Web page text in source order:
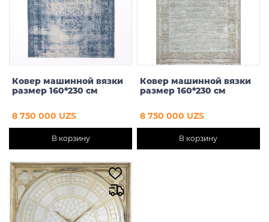
Ковер машинной вязки
размер 160*230 см
8 750 000 UZS
В корзину
Ковер машинной вязки
размер 160*230 см
8 750 000 UZS
В корзину